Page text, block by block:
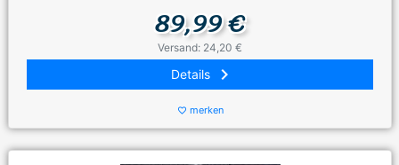
89,99 €
Versand: 24,20 €
Details keyboard_arrow_right
favorite_border merken